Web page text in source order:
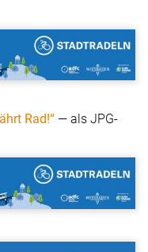
Rad!“ — als JPG-